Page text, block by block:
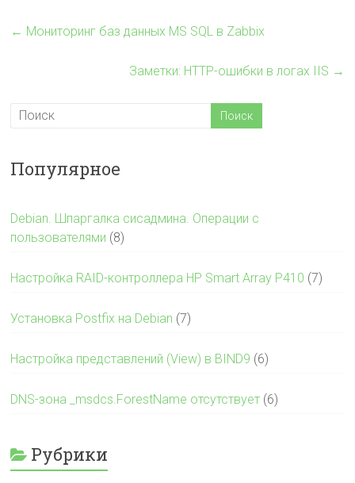
← Мониторинг баз данных MS SQL в Zabbix
Заметки: HTTP-ошибки в логах IIS →
Популярное
Debian. Шпаргалка сисадмина. Операции с
пользователями (8)
Настройка RAID-контроллера HP Smart Array P410 (7)
Установка Postfix на Debian (7)
Настройка представлений (View) в BIND9 (6)
DNS-зона _msdcs.ForestName отсутствует (6)
Рубрики